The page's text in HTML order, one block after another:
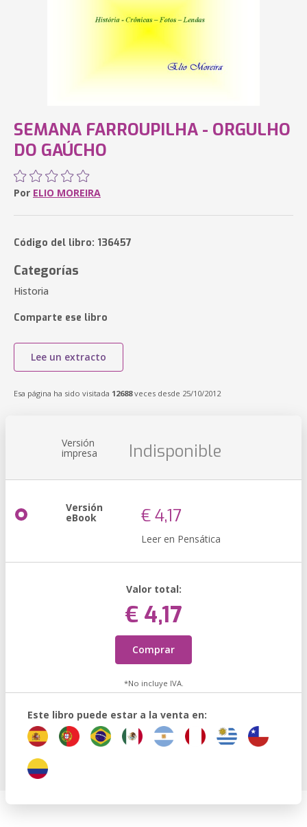
SEMANA FARROUPILHA - ORGULHO
DO GAÚCHO
Por ELIO MOREIRA
Código del libro: 136457
Categorías
Historia
Comparte ese libro
Lee un extracto
Esa página ha sido visitada 12688veces desde 25/10/2012
Versión
impresa Indisponible
Versión
eBook € 4,17
Leer en Pensática
Valor total:
€ 4,17
Comprar
*No incluye IVA.
Este libro puede estar a la venta en: